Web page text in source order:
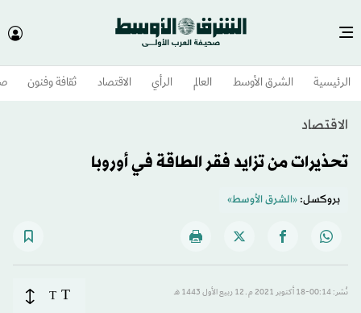
الرئيسية الشرق الأوسط​ العالم الرأي الاقتصاد ثقافة وفنون
الاقتصاد
تحذيرات من تزايد فقر الطاقة في أوروبا
بروكسل:«الشرق الأوسط»
نُشر: 00:14-18 أكتوبر 2021 م ـ 12 ربيع الأول 1443 هـ T
T